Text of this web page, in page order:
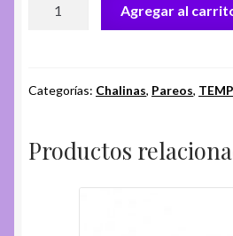
180-
Agregar al
Categorías: Chalinas, Pareos,
Productos